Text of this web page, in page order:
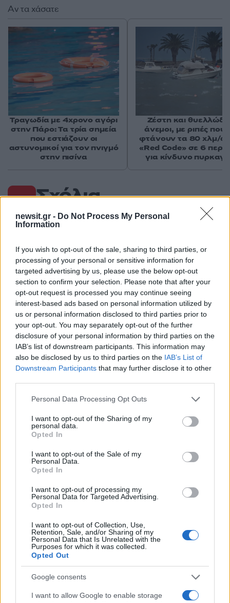
newsit.gr - Do Not Process My Personal
Information
If you wish to opt-out of the sale, sharing to third parties, or
processing of your personal or sensitive information for
targeted advertising by us, please use the below opt-out
section to confirm your selection. Please note that after your
opt-out request is processed you may continue seeing
interest-based ads based on personal information utilized by
us or personal information disclosed to third parties prior to
your opt-out. You may separately opt-out of the further
disclosure of your personal information by third parties on the
IAB’s list of downstream participants. This information may
also be disclosed by us to third parties on the IAB’s List of
Downstream Participants that may further disclose it to other
Please note that this website/app uses one or more Google
not limited to your visit or usage behaviour. You may click to
grant or deny consent to Google and its third-party tags to
use your data for below specified purposes in below Google
consent section.
Personal Data Processing Opt Outs
I want to opt-out of the Sharing of my
personal data.
Opted In
I want to opt-out of the Sale of my
Personal Data.
Opted In
I want to opt-out of processing my
Personal Data for Targeted Advertising.
Opted In
I want to opt-out of Collection, Use,
Retention, Sale, and/or Sharing of my
Personal Data that Is Unrelated with the
Purposes for which it was collected.
Opted Out
Google consents
I want to allow Google to enable storage
Σχόλια
Σχολίασε εδώ
50 /50
2000 /2000
Υποβολή σχολίου
ΜΟΥΣΕΙΟ
ΟΛΥΜΠΙΑΚΟΣ
Ακολουθήστε το Νewsit.gr στο
τελευταία νέατης ημέρας
Αν τα χάσατε
Τραγωδία με 4χρονο αγόρι
στην Πάρο: Τα τρία σημεία
που εστιάζουν οι
αστυνομικοί για τον πνιγμό
στην πισίνα
Ζέστη και
άνεμοι, με ριπές που
φτάνουν τα 80 χλμ/
«Red Code» σε 6
για κίνδυνο
Πιο δημοφιλή
Η Άννα Βίσση ξετρελάθηκε με μπάντα που
πρότεινε συνεργασία